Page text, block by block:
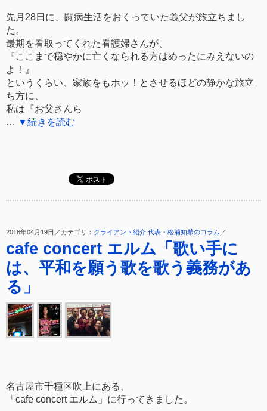
先月28日に、闘病生活をおくっていた義父が旅立ちまし
た。
最期を看取ってくれた看護婦さんが、
『ここまで穏やかに亡くなられる方はめったにみえないの
よ！』
というくらい、家族をもホッ！とさせるほどの静かな旅立
ち方に、
私は『お父さんら
… ▼続きを読む
2016年04月19日／カテゴリ： クライアント紹介 代表・松浦知希のコラム ／
cafe concert エルム「歌い手に
は、平和を願う歌を歌う義務があ
る」
名古屋市千種区吹上にある、
「cafe concert エルム」に行ってきました。